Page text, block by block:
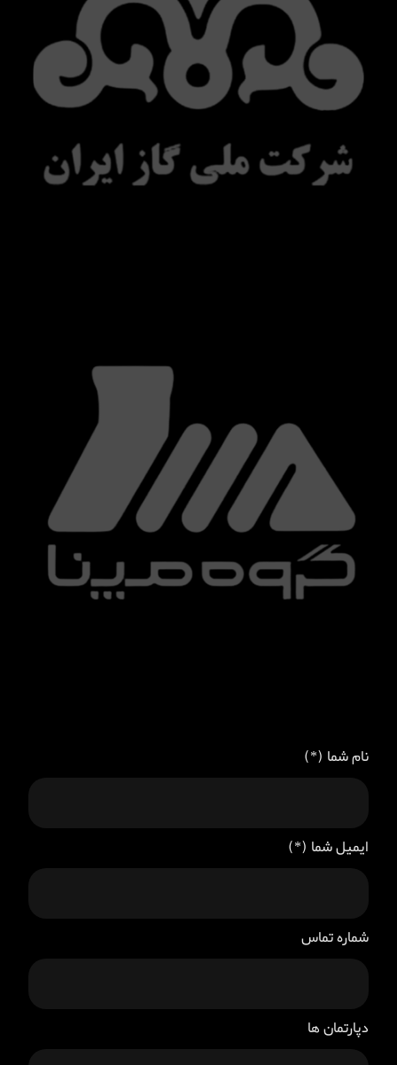
نام شما (*)
ایمیل شما (*)
شماره تماس
دپارتمان ها